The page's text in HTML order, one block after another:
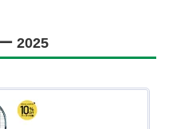
2025